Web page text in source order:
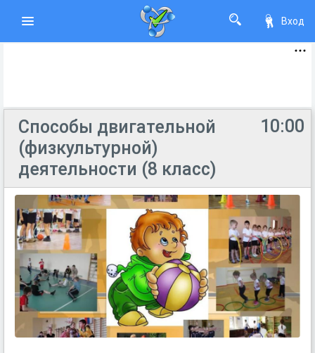
Вход
10:00
Способы двигательной
(физкультурной)
деятельности (8 класс)